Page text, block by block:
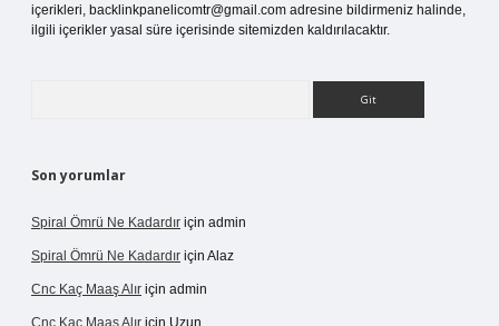
içerikleri, backlinkpanelicomtr@gmail.com adresine bildirmeniz halinde,
ilgili içerikler yasal süre içerisinde sitemizden kaldırılacaktır.
Son yorumlar
Spiral Ömrü Ne Kadardır için admin
Spiral Ömrü Ne Kadardır için Alaz
Cnc Kaç Maaş Alır için admin
Cnc Kaç Maaş Alır için Uzun